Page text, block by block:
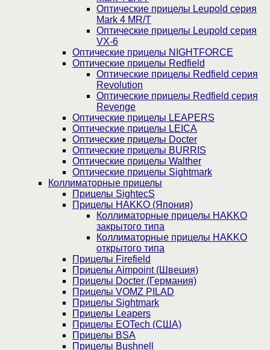
Оптические прицелы Leupold серия
Mark 4 MR/T
Оптические прицелы Leupold серия
VX-6
Оптические прицелы NIGHTFORCE
Оптические прицелы Redfield
Оптические прицелы Redfield серия
Revolution
Оптические прицелы Redfield серия
Revenge
Оптические прицелы LEAPERS
Оптические прицелы LEICA
Оптические прицелы Docter
Оптические прицелы BURRIS
Оптические прицелы Walther
Оптические прицелы Sightmark
Коллиматорные прицелы
Прицелы SightecS
Прицелы HAKKO (Япония)
Коллиматорные прицелы HAKKO
закрытого типа
Коллиматорные прицелы HAKKO
открытого типа
Прицелы Firefield
Прицелы Aimpoint (Швеция)
Прицелы Docter (Германия)
Прицелы VOMZ PILAD
Прицелы Sightmark
Прицелы Leapers
Прицелы EOTech (США)
Прицелы BSA
Прицелы Bushnell